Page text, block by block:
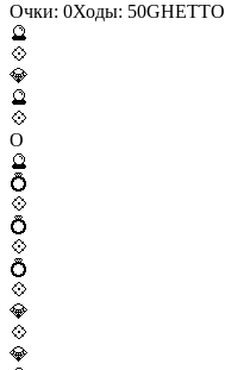
Очки: 0Ходы: 50GHETTO
🔮
💠
💎
🔮
💠
O
🔮
💍
💠
💍
💠
💍
💠
💎
💠
💎